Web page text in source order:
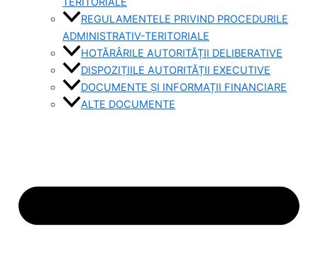
REGULAMENTELE PRIVIND PROCEDURILE
ADMINISTRATIV-TERITORIALE
HOTĂRÂRILE AUTORITĂȚII DELIBERATIVE
DISPOZIȚIILE AUTORITĂȚII EXECUTIVE
DOCUMENTE ȘI INFORMAȚII FINANCIARE
ALTE DOCUMENTE